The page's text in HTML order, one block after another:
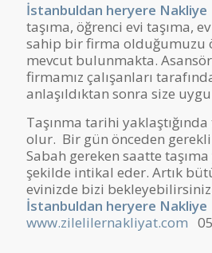
İstanbuldan heryere Nakliye
taşıma, öğrenci evi taşıma,
sahip bir firma olduğumuzu
mevcut bulunmakta.
firmamız çalışanları
anlaşıldıktan sonra size
Taşınma tarihi
olur. Bir gün önceden
Sabah gereken saatte
şekilde intikal eder. Artık
evinizde bizi
İstanbuldan heryere Nakliye
www.zilelilernakliyat.com